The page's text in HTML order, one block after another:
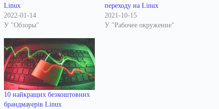
Linux
2022-01-14
У "Обзоры"
переходу на Linux
2021-10-15
У "Рабочее окружение"
10 найкращих безкоштовних
брандмауерів Linux